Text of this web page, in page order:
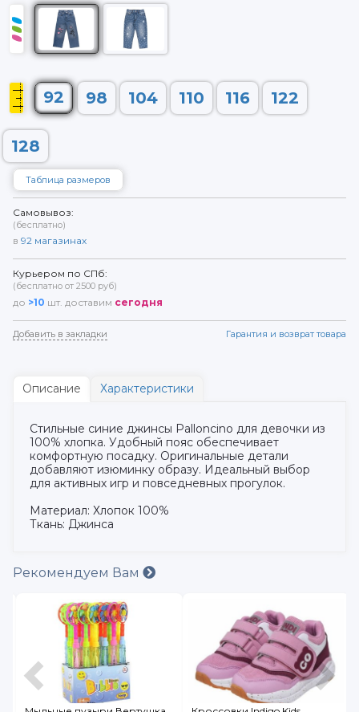
92 98 104 110 116 122
128
Таблица размеров
Самовывоз:
(бесплатно)
в 92 магазинах
Курьером по СПб:
(бесплатно от 2500 руб)
до >10 шт. доставим сегодня
Добавить в закладки Гарантия и возврат товара
Описание Характеристики
Стильные синие джинсы Palloncino для девочки из
100% хлопка. Удобный пояс обеспечивает
комфортную посадку. Оригинальные детали
добавляют изюминку образу. Идеальный выбор
для активных игр и повседневных прогулок.
Материал: Хлопок 100%
Ткань: Джинса
Рекомендуем Вам